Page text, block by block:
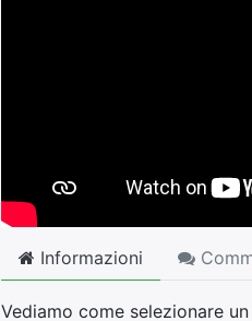
Informazioni
Vediamo come selezionare